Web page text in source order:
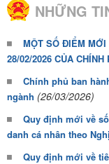
NHỮNG
MỘT SỐ ĐIỂM MỚI
28/02/2026 CỦA CHÍNH
Chính phủ ban
ngành (26/03/2026)
Quy định mới về
danh cá nhân theo
Quy định mới về